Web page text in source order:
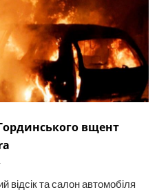
вщент
відсік та салон автомобіля